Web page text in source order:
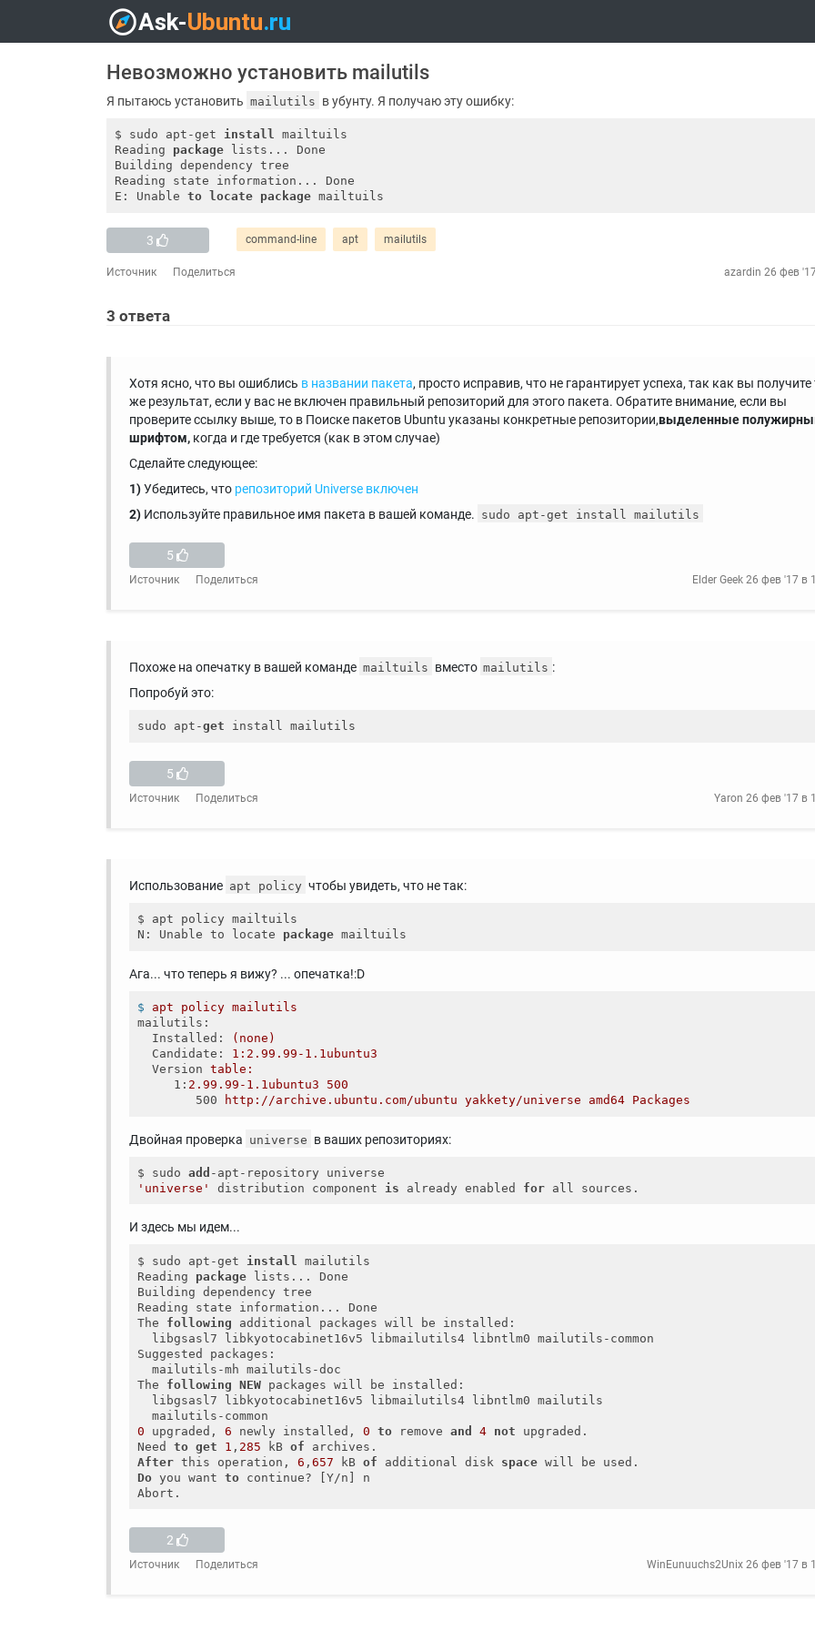
Невозможно установить mailutils
Я пытаюсь установить mailutils в убунту. Я получаю эту ошибку:
$ sudo apt-get install mailtuils
Reading package lists... Done
Building dependency tree
Reading state information... Done
E: Unable to locate package
3 command-line apt mailutils
Источник Поделиться azardin 26 фев
3 ответа
Хотя ясно, что вы ошиблись в названии пакета, просто исправив, что не гарантирует успеха, так как вы получите
же результат, если у вас не включен правильный репозиторий для этого пакета. Обратите внимание, если вы
проверите ссылку выше, то в Поиске пакетов Ubuntu указаны конкретные репозитории,выделенные
шрифтом, когда и где требуется (как в этом случае)
Сделайте следующее:
1)Убедитесь, что репозиторий Universe включен
2) Используйте правильное имя пакета в вашей команде. sudo apt-get install mailutils
5
Источник Поделиться Elder Geek 26 фев '17 в
Похоже на опечатку в вашей команде mailtuils вместо mailutils :
Попробуй это:
sudo apt-get
5
Источник Поделиться Yaron 26 фев '17 в
Использование apt policy чтобы увидеть, что не так:
$ apt policy mailtuils
N: Unable to locate package
Ага... что теперь я вижу? ... опечатка!:D
$
apt policy mailutils
mailutils :
Installed :
(none)
Candidate : 1:2.99.99-1.1ubuntu3
Version
table:
1 : 2.99.99-1.1ubuntu3 500
500
http://archive.ubuntu.com/ubuntu yakkety/universe amd64 Packages
Двойная проверка universe в ваших репозиториях:
$ sudo add
'universe'
distribution component is already enabled for
И здесь мы идем...
$ sudo apt-get install
mailutils
Reading package lists... Done
Building dependency tree
Reading state information... Done
The following additional packages will be installed:
  libgsasl7 libkyotocabinet16v5 libmailutils4 libntlm0 mailutils-common
Suggested packages:
  mailutils-mh mailutils-doc
The following NEW packages will be installed:
  libgsasl7 libkyotocabinet16v5 libmailutils4 libntlm0 mailutils
0 upgraded, 6 newly installed, 0 to remove and 4 not upgraded.
Need to get 1 , 285 kB of
After this operation, 6 ,657 kB of additional disk space
Do you want to continue? [Y/n] n
2
Источник Поделиться WinEunuuchs2Unix 26 фев '17 в